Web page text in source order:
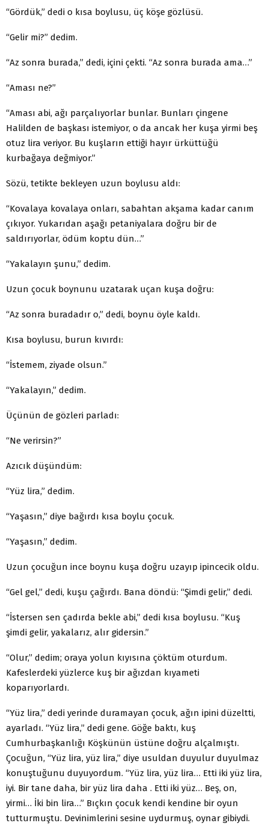
“Gördük,” dedi o kısa boylusu, üç köşe gözlüsü.
“Gelir mi?” dedim.
“Az sonra burada,” dedi, içini çekti. “Az sonra burada ama…”
“Aması ne?”
“Aması abi, ağı parçalıyorlar bunlar. Bunları çingene
Halilden de başkası istemiyor, o da ancak her kuşa yirmi beş
otuz lira veriyor. Bu kuşların ettiği hayır ürküttüğü
kurbağaya değmiyor.”
Sözü, tetikte bekleyen uzun boylusu aldı:
“Kovalaya kovalaya onları, sabahtan akşama kadar canım
çıkıyor. Yukarıdan aşağı petaniyalara doğru bir de
saldırıyorlar, ödüm koptu dün…”
“Yakalayın şunu,” dedim.
Uzun çocuk boynunu uzatarak uçan kuşa doğru:
“Az sonra buradadır o,” dedi, boynu öyle kaldı.
Kısa boylusu, burun kıvırdı:
“İstemem, ziyade olsun.”
“Yakalayın,” dedim.
Üçünün de gözleri parladı:
“Ne verirsin?”
Azıcık düşündüm:
“Yüz lira,” dedim.
“Yaşasın,” diye bağırdı kısa boylu çocuk.
“Yaşasın,” dedim.
Uzun çocuğun ince boynu kuşa doğru uzayıp ipincecik oldu.
“Gel gel,” dedi, kuşu çağırdı. Bana döndü: “Şimdi gelir,” dedi.
“İstersen sen çadırda bekle abi,” dedi kısa boylusu. “Kuş
şimdi gelir, yakalarız, alır gidersin.”
“Olur,” dedim; oraya yolun kıyısına çöktüm oturdum.
Kafeslerdeki yüzlerce kuş bir ağızdan kıyameti
koparıyorlardı.
“Yüz lira,” dedi yerinde duramayan çocuk, ağın ipini düzeltti,
ayarladı. “Yüz lira,” dedi gene. Göğe baktı, kuş
Cumhurbaşkanlığı Köşkünün üstüne doğru alçalmıştı.
Çocuğun, “Yüz lira, yüz lira,” diye usuldan duyulur duyulmaz
konuştuğunu duyuyordum. “Yüz lira, yüz lira… Etti iki yüz lira,
iyi. Bir tane daha, bir yüz lira daha . Etti iki yüz… Beş, on,
yirmi… İki bin lira…” Bıçkın çocuk kendi kendine bir oyun
tutturmuştu. Devinimlerini sesine uydurmuş, oynar gibiydi.